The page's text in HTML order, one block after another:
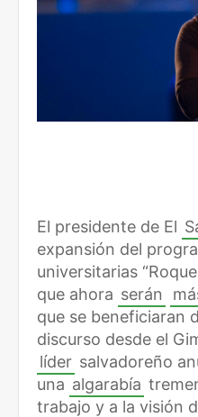
El presidente de El
expansión del
universitarias
que ahora serán
que se beneficiaran
discurso desde el
líder salvadoreño
una algarabía
trabajo y a la visión